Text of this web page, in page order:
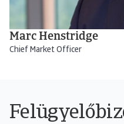
Marc Henstridge
Chief Market Officer